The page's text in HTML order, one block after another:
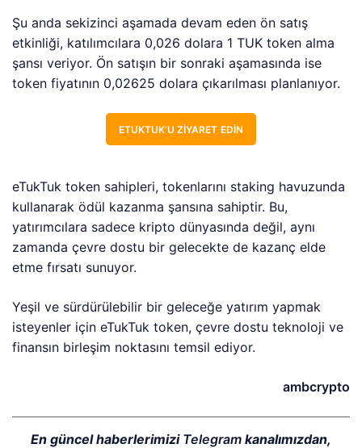
Şu anda sekizinci aşamada devam eden ön satış
etkinliği, katılımcılara 0,026 dolara 1 TUK token alma
şansı veriyor. Ön satışın bir sonraki aşamasında ise
token fiyatının 0,02625 dolara çıkarılması planlanıyor.
ETUKTUK’U ZIYARET EDIN
eTukTuk token sahipleri, tokenlarını staking havuzunda
kullanarak ödül kazanma şansına sahiptir. Bu,
yatırımcılara sadece kripto dünyasında değil, aynı
zamanda çevre dostu bir gelecekte de kazanç elde
etme fırsatı sunuyor.
Yeşil ve sürdürülebilir bir geleceğe yatırım yapmak
isteyenler için eTukTuk token, çevre dostu teknoloji ve
finansın birleşim noktasını temsil ediyor.
ambcrypto
En güncel haberlerimizi Telegram kanalımızdan,